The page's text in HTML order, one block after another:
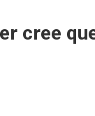
cree